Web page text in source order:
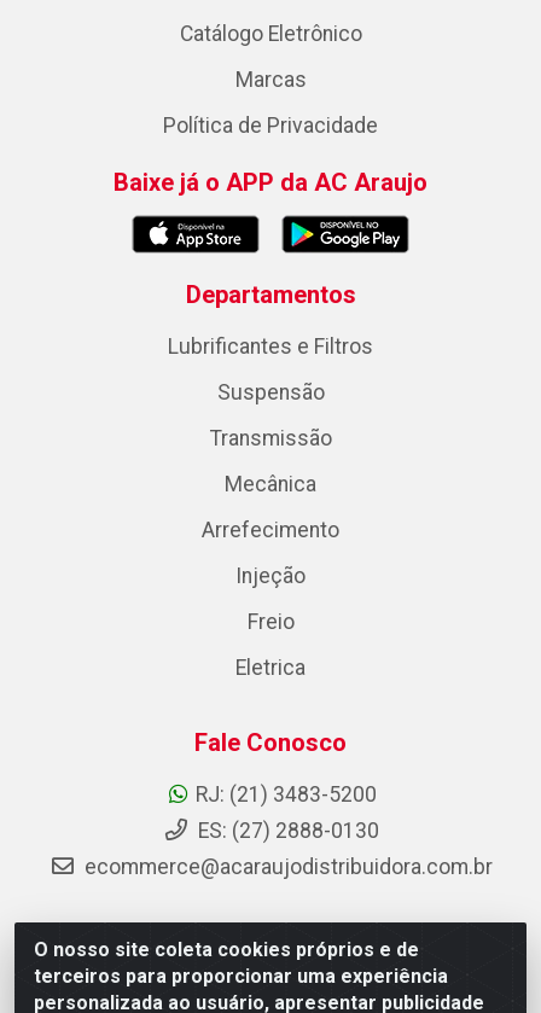
O nosso site coleta cookies próprios e de
terceiros para proporcionar uma experiência
personalizada ao usuário, apresentar publicidade
Catálogo Eletrônico
Marcas
Política de Privacidade
Baixe já o APP da AC Araujo
Departamentos
Lubrificantes e Filtros
Suspensão
Transmissão
Mecânica
Arrefecimento
Injeção
Freio
Eletrica
Fale Conosco
RJ: (21) 3483-5200
ES: (27) 2888-0130
ecommerce@acaraujodistribuidora.com.br
AC Araujo Distribuidora - Rua Carneiro de Campos, 42 -
São Cristóvão, Rio de Janeiro/RJ - CEP 20.920-410 -